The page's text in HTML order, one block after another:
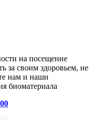
на посещение
за своим здоровьем, не
нам и наши
биоматериала